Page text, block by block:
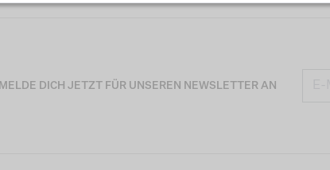
MELDE DICH JETZT FÜR UNSEREN NEWSLETTER AN